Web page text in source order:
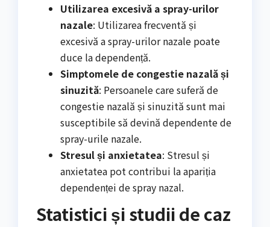
Utilizarea excesivă a spray-urilor
nazale: Utilizarea frecventă și
excesivă a spray-urilor nazale poate
duce la dependență.
Simptomele de congestie nazală și
sinuzită: Persoanele care suferă de
congestie nazală și sinuzită sunt mai
susceptibile să devină dependente de
spray-urile nazale.
Stresul și anxietatea: Stresul și
anxietatea pot contribui la apariția
dependenței de spray nazal.
Statistici și studii de caz